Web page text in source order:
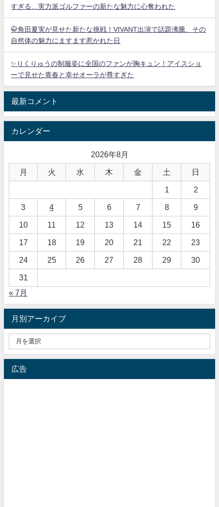
すぎる…実力派ゴルファーの新たな魅力に心奪われた
🥋角田夏実が見せた新たな挑戦！VIVANT出演で話題沸騰、その
自然体の魅力にますます惹かれた日
✨りくりゅうの制服姿に全国のファンが胸キュン！アイスショ
ーで見せた青春と幸せオーラが尊すぎた
最新コメント
カレンダー
2026年8月
月 火 水 木 金 土 日
1 2
3 4 5 6 7 8 9
10 11 12 13 14 15 16
17 18 19 20 21 22 23
24 25 26 27 28 29 30
31
« 7月
月別アーカイブ
広告